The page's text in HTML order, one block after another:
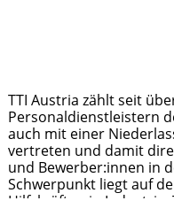
TTI Austria zählt seit
Personaldienstleistern
auch mit einer
vertreten und damit
und Bewerber:innen in
Schwerpunkt liegt auf
Hilfskräften in Industrie,